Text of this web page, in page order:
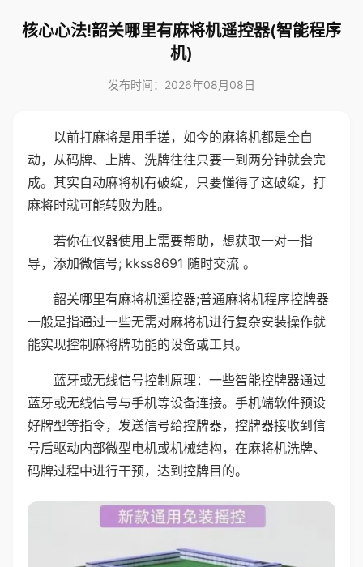
核心心法!韶关哪里有麻将机遥控器(智能程序
机)
发布时间：2026年08月08日
以前打麻将是用手搓，如今的麻将机都是全自
动，从码牌、上牌、洗牌往往只要一到两分钟就会完
成。其实自动麻将机有破绽，只要懂得了这破绽，打
麻将时就可能转败为胜。
若你在仪器使用上需要帮助，想获取一对一指
导，添加微信号; kkss8691 随时交流 。
韶关哪里有麻将机遥控器;普通麻将机程序控牌器
一般是指通过一些无需对麻将机进行复杂安装操作就
能实现控制麻将牌功能的设备或工具。
蓝牙或无线信号控制原理：一些智能控牌器通过
蓝牙或无线信号与手机等设备连接。手机端软件预设
好牌型等指令，发送信号给控牌器，控牌器接收到信
号后驱动内部微型电机或机械结构，在麻将机洗牌、
码牌过程中进行干预，达到控牌目的。